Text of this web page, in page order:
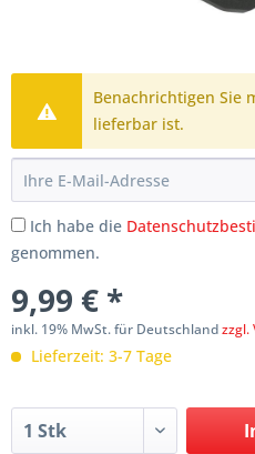
Benachrichtigen Sie
lieferbar ist.
Ich habe die
genommen.
9,99 € *
inkl. 19% MwSt. für Deutschlandzzgl.
Lieferzeit: 3-7 Tage